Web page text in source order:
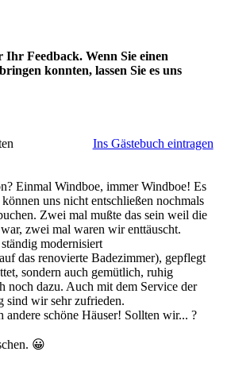
Feedback. Wenn Sie einen
konnten, lassen Sie es uns
Ins Gästebuch eintragen
Einmal Windboe, immer Windboe! Es
uns nicht entschließen nochmals
Zwei mal mußte das sein weil die
zwei mal waren wir enttäuscht.
modernisiert
das renovierte Badezimmer), gepflegt
sondern auch gemütlich, ruhig
noch dazu. Auch mit dem Service der
sind wir sehr zufrieden.
andere schöne Häuser! Sollten wir... ?
😀